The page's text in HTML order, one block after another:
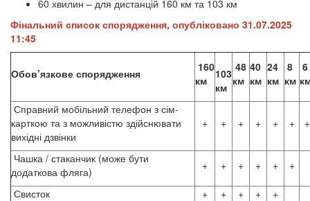
60 хвилин – для дистанцій 160 км та 103 км
Фінальний список спорядження, опубліковано 31.07.2025
11:45
Обов’язкове спорядження
160
км
103
км
48
км
40
км
24
км
8
км
6
Справний мобільний телефон з сім-
карткою та з можливістю здійснювати
вихідні дзвінки
+ + + + + + +
Чашка / стаканчик (може бути
додаткова фляга)
+ + + + + +
Свисток + + + +
+